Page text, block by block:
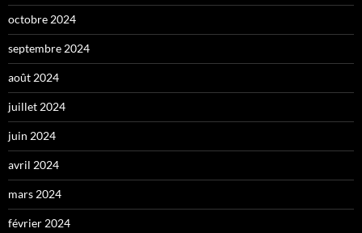
octobre 2024
septembre 2024
août 2024
juillet 2024
juin 2024
avril 2024
mars 2024
février 2024